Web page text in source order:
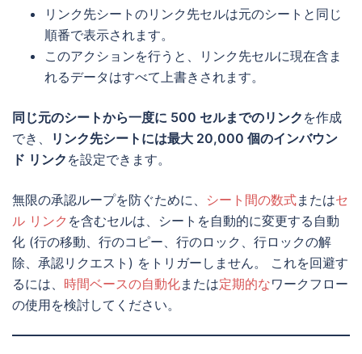
リンク先シートのリンク先セルは元のシートと同じ
順番で表示されます。
このアクションを行うと、リンク先セルに現在含ま
れるデータはすべて上書きされます。
同じ元のシートから一度に 500 セルまでのリンク を作成
でき、
リンク先シートには最大 20,000 個のインバウン
ド リンク を設定できます。
無限の承認ループを防ぐために、 シート間の数式またはセ
ル リンク を含むセルは、シートを自動的に変更する自動
化 (行の移動、行のコピー、行のロック、行ロックの解
除、承認リクエスト) をトリガーしません。 これを回避す
るには、 時間ベースの自動化または定期的なワークフロー
の使用を検討してください。